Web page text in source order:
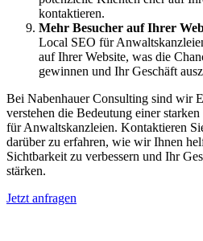
kontaktieren.
Mehr Besucher auf Ihrer
Local SEO für
auf Ihrer Website, was die
gewinnen und Ihr Geschäft
Bei Nabenhauer Consulting sind wir
verstehen die Bedeutung einer
für Anwaltskanzleien. Kontaktieren
darüber zu erfahren, wie wir Ihnen
Sichtbarkeit zu verbessern und Ihr
stärken.
Jetzt anfragen